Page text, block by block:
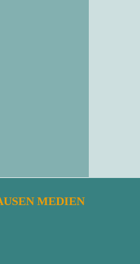
MEDIEN